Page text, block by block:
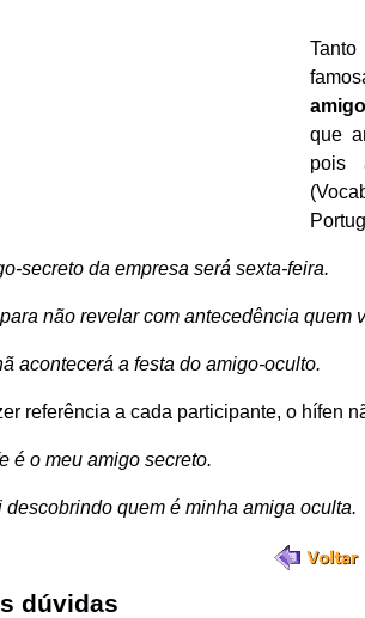
que
pois
secreto da empresa será sexta-feira.
não revelar com antecedência quem
acontecerá a festa do amigo-oculto.
referência a cada participante, o hífen
é o meu amigo secreto.
descobrindo quem é minha amiga oculta.
dúvidas